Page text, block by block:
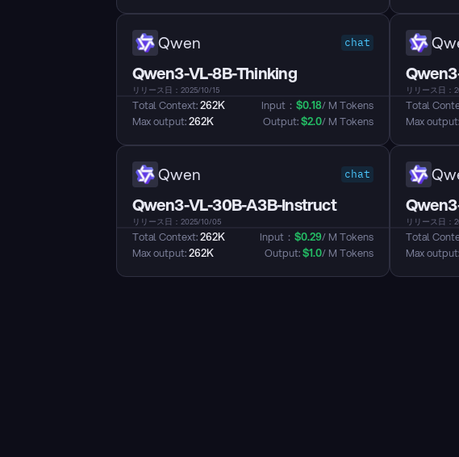
Qwen chat
Qwen3-VL-8B-Thinking
リリース日：2025/10/15
Total Context: 262K
Max output: 262K
Input： $0.18/ M Tokens
Output: $2.0/ M Tokens
リリース日：
Total
Max output:
Qwen chat
Qwen3-VL-30B-A3B-Instruct
リリース日：2025/10/05
Total Context: 262K
Max output: 262K
Input： $0.29/ M Tokens
Output: $1.0/ M Tokens
リリース日：
Total
Max output: